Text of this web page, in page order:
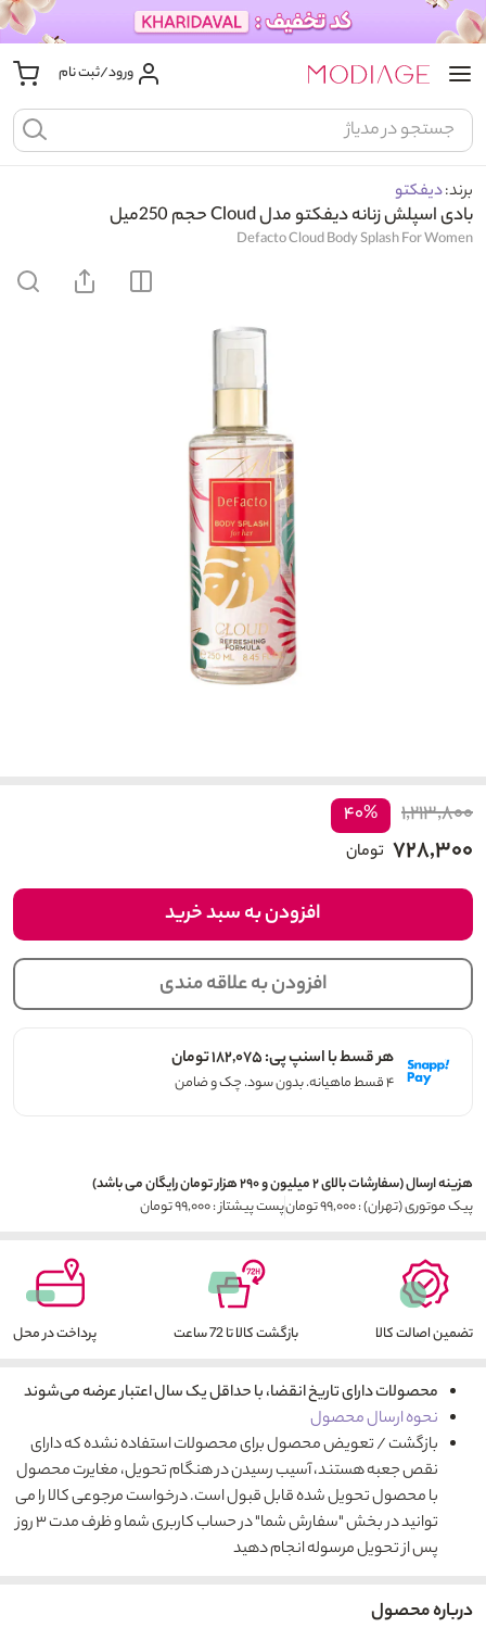
ورود/ثبت نام
برند:دیفکتو
بادی اسپلش زنانه دیفکتو مدل Cloud حجم 250میل
Defacto Cloud Body Splash For Women
۱,۲۱۳,۸۰۰ ۴۰%
۷۲۸,۳۰۰ تومان
افزودن به سبد خرید
افزودن به علاقه مندی
هر قسط با اسنپ پی: ۱۸۲,۰۷۵ تومان
۴ قسط ماهیانه. بدون سود. چک و ضامن
هزینه ارسال (سفارشات بالای ۲ میلیون و ۲۹۰ هزار تومان رایگان می باشد)
پیک موتوری (تهران) : ۹۹,۰۰۰ تومان
پست پیشتاز : ۹۹,۰۰۰ تومان
تضمین اصالت کالا بازگشت کالا تا 72 ساعت پرداخت در محل
محصولات دارای تاریخ انقضا، با حداقل یک سال اعتبار عرضه می‌شوند
نحوه ارسال محصول
بازگشت / تعویض محصول برای محصولات استفاده نشده که دارای
نقص جعبه هستند، آسیب رسیدن در هنگام تحویل، مغایرت محصول
با محصول تحویل شده قابل قبول است. درخواست مرجوعی کالا را می
توانید در بخش "سفارش شما" در حساب کاربری شما و ظرف مدت ۳ روز
پس از تحویل مرسوله انجام دهید
درباره محصول